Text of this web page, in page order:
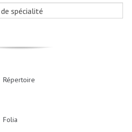
spécialité
Répertoire
Folia